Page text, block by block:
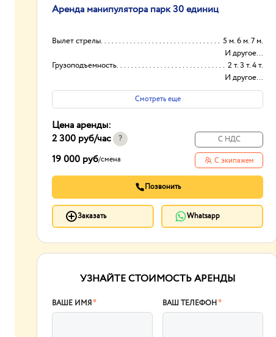
Аренда манипулятора парк 30 единиц
Вылет стрелы
5 м. 6 м. 7 м.
И другое...
Грузоподъемность
2 т. 3 т. 4 т.
И другое...
Ширина кузова:
2.5 м.
Смотреть еще
Цена аренды:
2 300 руб/час ?
19 000 руб/смена
С НДС
С экипажем
Позвонить
Заказать Whatsapp
УЗНАЙТЕ СТОИМОСТЬ АРЕНДЫ
ВАШЕ ИМЯ* ВАШ ТЕЛЕФОН*